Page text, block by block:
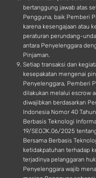
bertanggung jawab atas
Pengguna, baik Pemberi
karena kesengajaan atau
peraturan perundang-
antara Penyelenggara
Pinjaman.
Setiap transaksi dan
kesepakatan mengenai
Penyelenggara, Pemberi
dilakukan melalui escrow
diwajibkan berdasarkan
Indonesia Nomor 40
Berbasis Teknologi
19/SEOJK.06/2025
Bersama Berbasis
ketidakpatuhan terhadap
terjadinya pelanggaran
Penyelenggara wajib